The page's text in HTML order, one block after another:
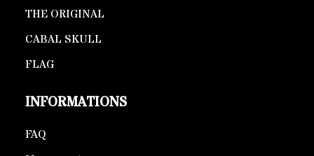
THE ORIGINAL
CABAL SKULL
FLAG
INFORMATIONS
FAQ